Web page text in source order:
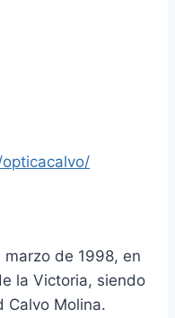
de 1998, en
la Victoria, siendo
Calvo Molina.